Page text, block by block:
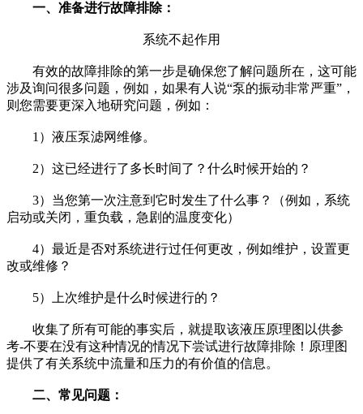
一、准备进行故障排除：
系统不起作用
有效的故障排除的第一步是确保您了解问题所在，这可能
涉及询问很多问题，例如，如果有人说“泵的振动非常严重”，
则您需要更深入地研究问题，例如：
1）液压泵滤网维修。
2）这已经进行了多长时间了？什么时候开始的？
3）当您第一次注意到它时发生了什么事？（例如，系统
启动或关闭，重负载，急剧的温度变化）
4）最近是否对系统进行过任何更改，例如维护，设置更
改或维修？
5）上次维护是什么时候进行的？
收集了所有可能的事实后，就提取该液压原理图以供参
考-不要在没有这种情况的情况下尝试进行故障排除！原理图
提供了有关系统中流量和压力的有价值的信息。
二、常见问题：